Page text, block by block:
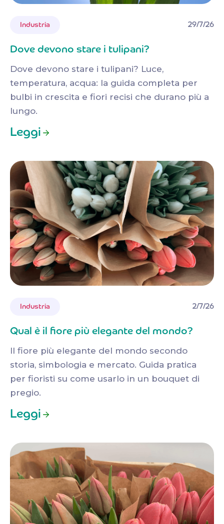
Industria 29/7/26
Dove devono stare i tulipani?
Dove devono stare i tulipani? Luce,
temperatura, acqua: la guida completa per
bulbi in crescita e fiori recisi che durano più a
lungo.
Leggi
Industria 2/7/26
Qual è il fiore più elegante del mondo?
Il fiore più elegante del mondo secondo
storia, simbologia e mercato. Guida pratica
per fioristi su come usarlo in un bouquet di
pregio.
Leggi